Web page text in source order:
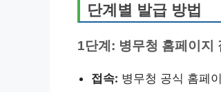
단계별 발급 방법
1단계: 병무청 홈페이지
접속: 병무청 공식 홈페